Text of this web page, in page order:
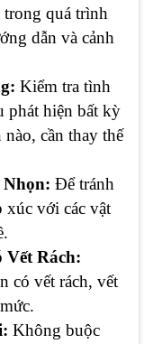
trong quá trình
dẫn và cảnh
Kiểm tra tình
phát hiện bất kỳ
cần thay thế
Để tránh
xúc với các vật
Vết Rách:
có vết rách, vết
Không buộc